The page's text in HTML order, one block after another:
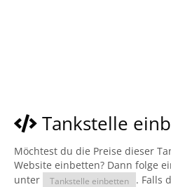
Tankstelle
Möchtest du die Preise dieser
Website einbetten? Dann folge
unter
Tankstelle einbetten
. Falls